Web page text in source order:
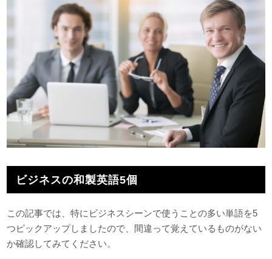
ビジネスの和製英語5個
この記事では、特にビジネスシーンで使うことの多い単語を5
つピックアップしましたので、間違って覚えているものがない
か確認してみてください。